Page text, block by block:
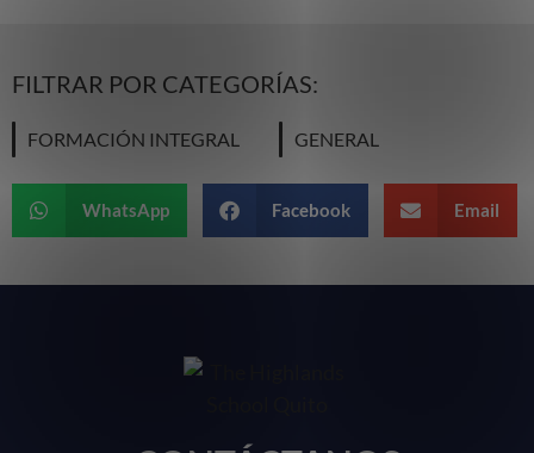
FILTRAR POR CATEGORÍAS:
FORMACIÓN INTEGRAL GENERAL
WhatsApp Facebook Email